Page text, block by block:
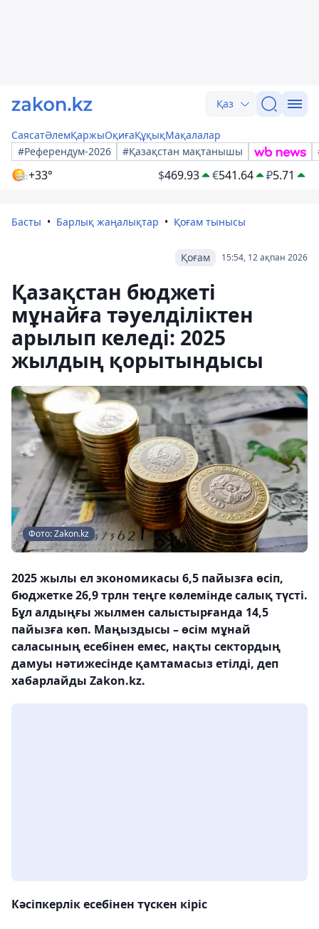
Қаз
СаясатӘлемҚаржыОқиғаҚұқықМақалалар
#Референдум-2026
#Қазақстан мақтанышы
+33° $469.93 €541.64 ₽5.71
Басты Барлық жаңалықтар Қоғам тынысы
15:54, 12 ақпан 2026
Қоғам
Қазақстан бюджеті
мұнайға тәуелділіктен
арылып келеді: 2025
жылдың қорытындысы
Фото: Zakon.kz
2025 жылы ел экономикасы 6,5 пайызға өсіп,
бюджетке 26,9 трлн теңге көлемінде салық түсті.
Бұл алдыңғы жылмен салыстырғанда 14,5
пайызға көп. Маңыздысы – өсім мұнай
саласының есебінен емес, нақты сектордың
дамуы нәтижесінде қамтамасыз етілді, деп
хабарлайды Zakon.kz.
Кәсіпкерлік есебінен түскен кіріс